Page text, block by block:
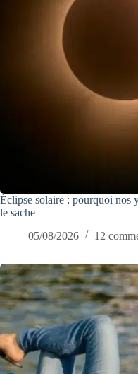
Éclipse solaire : pourquoi nos
le sache
05/08/2026
12